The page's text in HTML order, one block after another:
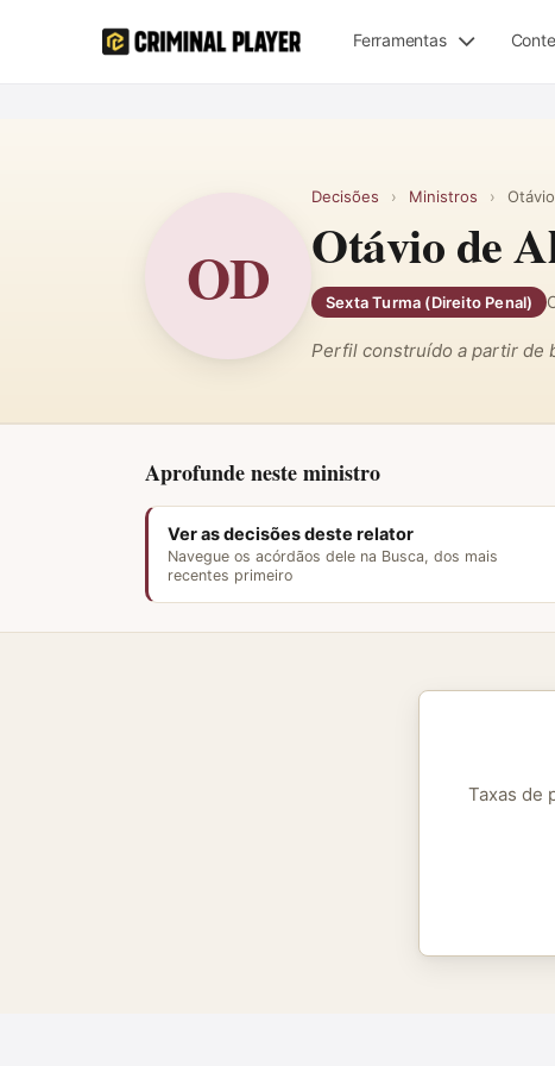
Ferramentas
OD
Decisões › Ministros ›
Otávio de
Sexta Turma (Direito Penal)
Perfil construído a partir de
Aprofunde neste ministro
Ver as decisões deste relator
Navegue os acórdãos dele na Busca, dos mais
recentes primeiro
Taxas de